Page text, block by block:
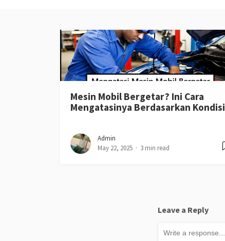
Mesin Mobil Bergetar? Ini Cara
Mengatasinya Berdasarkan Kondisi
Admin
May 22, 2025
3 min read
Leave a Reply